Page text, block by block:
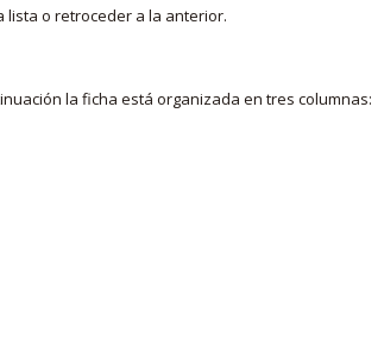
lista o retroceder a la anterior.
la ficha está organizada en tres columnas: